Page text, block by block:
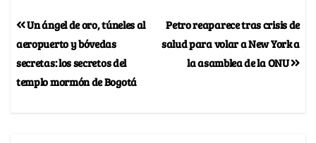
Petro reaparece tras crisis de
salud para volar a New York a
la asamblea de la ONU
Un ángel de oro, túneles al
aeropuerto y bóvedas
secretas: los secretos del
templo mormón de Bogotá